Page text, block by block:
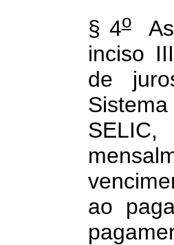
§ 4oAs
inciso
de
ao